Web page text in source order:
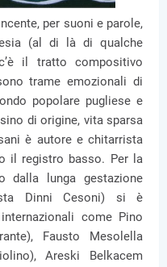
per suoni e parole,
(al di là di qualche
il tratto compositivo
trame emozionali di
popolare pugliese e
di origine, vita sparsa
è autore e chitarrista
il registro basso. Per la
dalla lunga gestazione
Dinni Cesoni) si è
come Pino
Fausto Mesolella
Areski Belkacem